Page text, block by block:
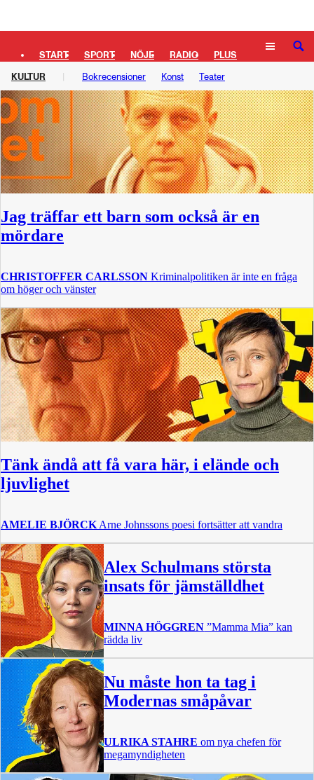
START SPORT NÖJE RADIO PLUS SÖK
KULTUR Bokrecensioner Konst Teater
Kultur– Sida 5
Jag träffar ett barn som också är en
mördare
CHRISTOFFER CARLSSON Kriminalpolitiken är inte en fråga
om höger och vänster
Tänk ändå att få vara här, i elände och
ljuvlighet
AMELIE BJÖRCK Arne Johnssons poesi fortsätter att vandra
Alex Schulmans största
insats för jämställdhet
MINNA HÖGGREN ”Mamma Mia” kan
rädda liv
Nu måste hon ta tag i
Modernas småpåvar
ULRIKA STAHRE om nya chefen för
megamyndigheten